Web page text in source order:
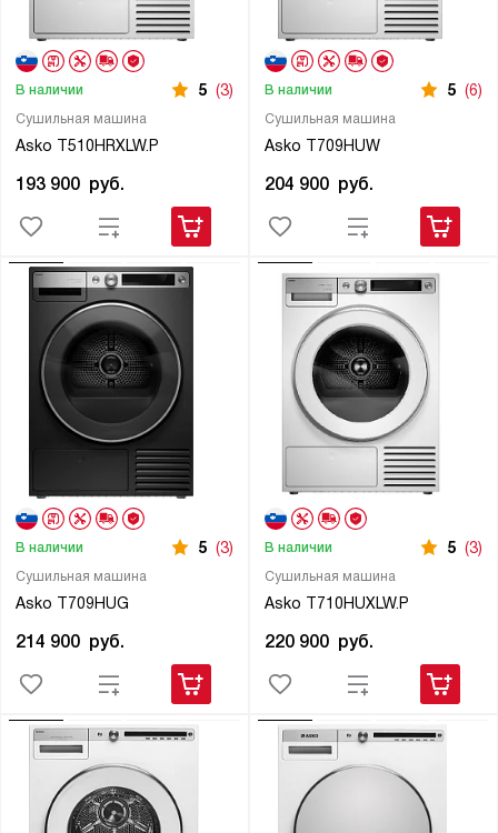
Сушильная машина
Asko T510HRXLW.P
В наличии 5 (3)
193 900 руб.
Сушильная машина
Asko T709HUW
В наличии 5 (6)
204 900 руб.
Сушильная машина
Asko T709HUG
В наличии 5 (3)
214 900 руб.
Сушильная машина
Asko T710HUXLW.P
В наличии 5 (3)
220 900 руб.